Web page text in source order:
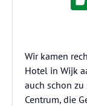
Wir kamen
Hotel in Wijk
auch schon
Centrum, die